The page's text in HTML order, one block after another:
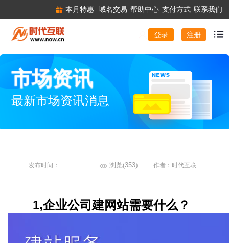
本月特惠 域名交易 帮助中心 支付方式 联系我们
登录 注册
市场资讯
最新市场资讯消息
发布时间： 浏览(353) 作者：时代互联
1,企业公司建网站需要什么？